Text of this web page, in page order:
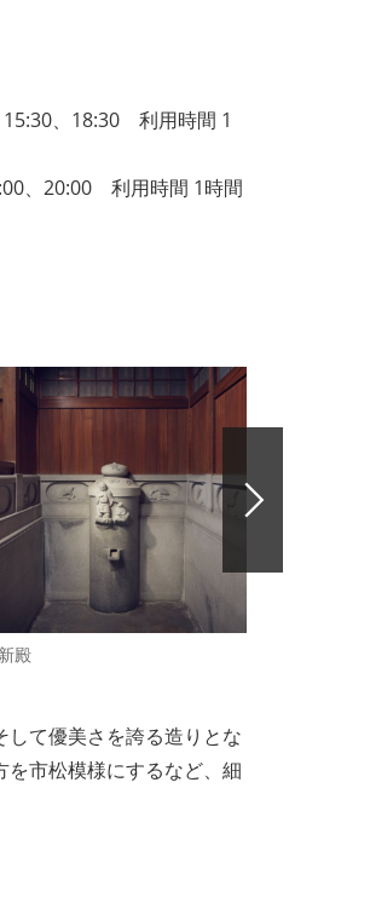
、18:30 利用時間 1
、20:00 利用時間 1時間
殿
て優美さを誇る造りとな
市松模様にするなど、細